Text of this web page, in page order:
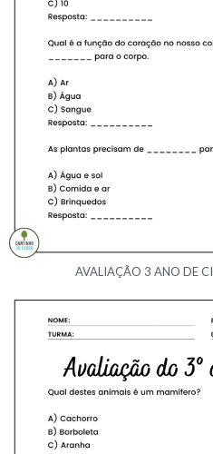
AVALIAÇÃO 3 ANO DE